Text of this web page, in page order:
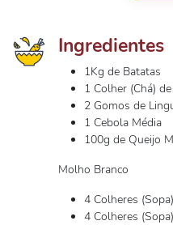
Ingredientes
1Kg de Batatas
1 Colher (Chá)
2 Gomos de
1 Cebola Média
100g de Queijo
Molho Branco
4 Colheres
4 Colheres